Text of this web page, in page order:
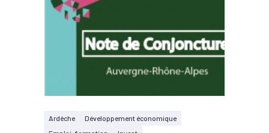
Ardèche
Développement économique